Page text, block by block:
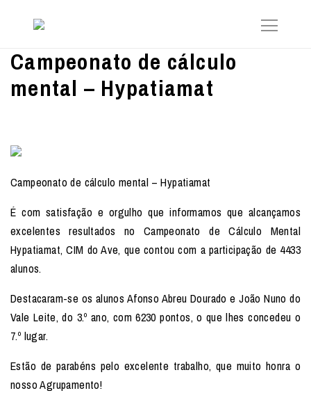
Campeonato de cálculo
mental – Hypatiamat
Campeonato de cálculo mental – Hypatiamat
É com satisfação e orgulho que informamos que alcançamos
excelentes resultados no Campeonato de Cálculo Mental
Hypatiamat, CIM do Ave, que contou com a participação de 4433
alunos.
Destacaram-se os alunos Afonso Abreu Dourado e João Nuno do
Vale Leite, do 3.º ano, com 6230 pontos, o que lhes concedeu o
7.º lugar.
Estão de parabéns pelo excelente trabalho, que muito honra o
nosso Agrupamento!